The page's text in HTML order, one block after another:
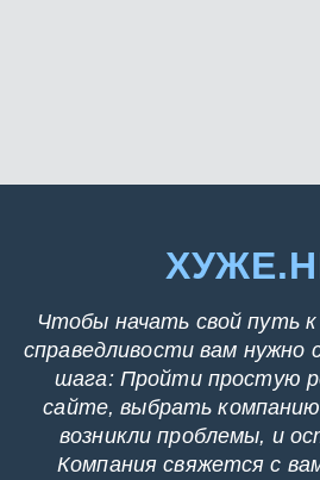
Чтобы начать свой путь
справедливости вам нужно
шага: Пройти простую
сайте, выбрать
возникли проблемы, и
Компания свяжется с